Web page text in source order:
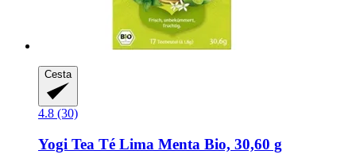
Cesta
4.8 (30)
Yogi Tea Té Lima Menta Bio, 30,60 g